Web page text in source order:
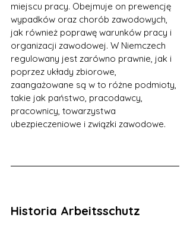
miejscu pracy. Obejmuje on prewencję
wypadków oraz chorób zawodowych,
jak również poprawę warunków pracy i
organizacji zawodowej. W Niemczech
regulowany jest zarówno prawnie, jak i
poprzez układy zbiorowe,
zaangażowane są w to różne podmioty,
takie jak państwo, pracodawcy,
pracownicy, towarzystwa
ubezpieczeniowe i związki zawodowe.
Historia Arbeitsschutz